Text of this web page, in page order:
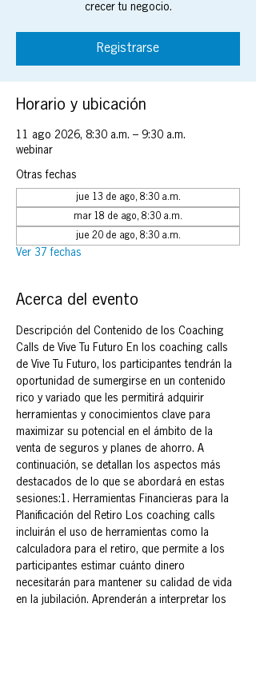
crecer tu negocio.
Registrarse
Horario y ubicación
11 ago 2026, 8:30 a.m. – 9:30 a.m.
webinar
Otras fechas
jue 13 de ago, 8:30 a.m.
mar 18 de ago, 8:30 a.m.
jue 20 de ago, 8:30 a.m.
Ver 37 fechas
Acerca del evento
Descripción del Contenido de los Coaching
Calls de Vive Tu Futuro En los coaching calls
de Vive Tu Futuro, los participantes tendrán la
oportunidad de sumergirse en un contenido
rico y variado que les permitirá adquirir
herramientas y conocimientos clave para
maximizar su potencial en el ámbito de la
venta de seguros y planes de ahorro. A
continuación, se detallan los aspectos más
destacados de lo que se abordará en estas
sesiones:1. Herramientas Financieras para la
Planificación del Retiro Los coaching calls
incluirán el uso de herramientas como la
calculadora para el retiro, que permite a los
participantes estimar cuánto dinero
necesitarán para mantener su calidad de vida
en la jubilación. Aprenderán a interpretar los